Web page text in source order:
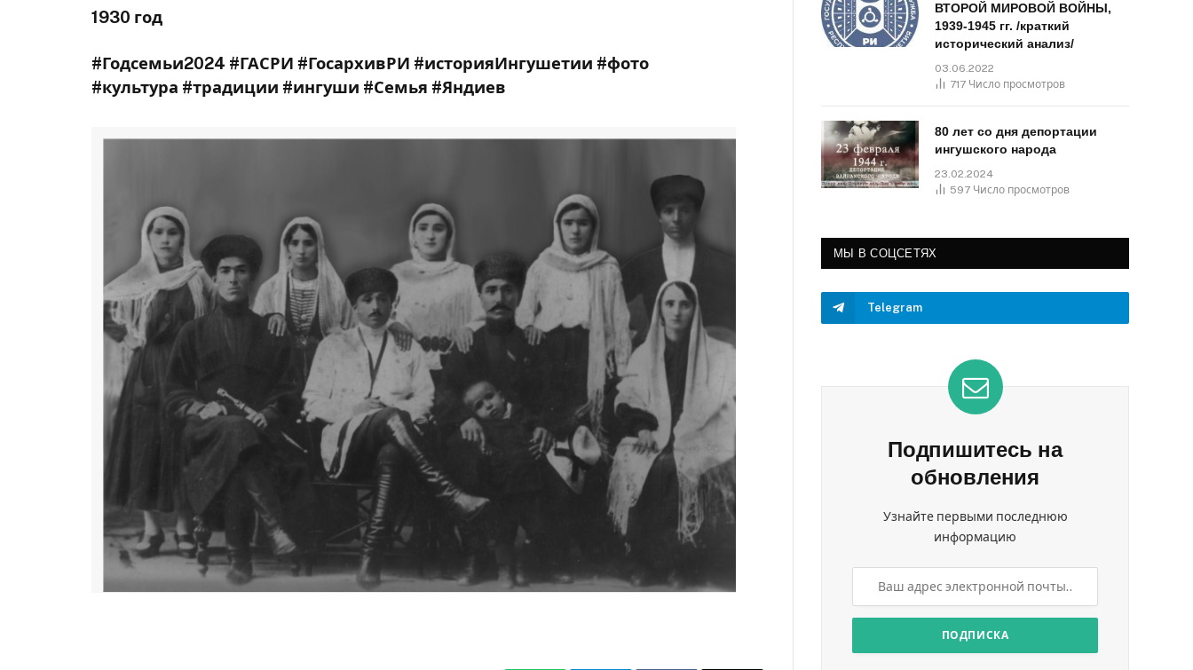
1930 год
#Годсемьи2024 #ГАСРИ #ГосархивРИ #историяИнгушетии #фото
#культура #традиции #ингуши #Семья #Яндиев
ВТОРОЙ МИРОВОЙ ВОЙНЫ,
1939-1945 гг. /краткий
исторический анализ/
03.06.2022
717 Число просмотров
80 лет со дня депортации
ингушского народа
23.02.2024
597 Число просмотров
МЫ В СОЦСЕТЯХ
Telegram
Подпишитесь на
обновления
Узнайте первыми последнюю
информацию